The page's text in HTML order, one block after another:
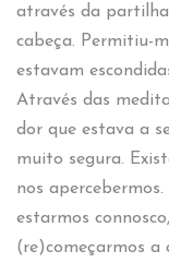
através da
cabeça. Permitiu-
estavam
Através das
dor que estava a
muito segura.
nos
estarmos
(re)começarmos a